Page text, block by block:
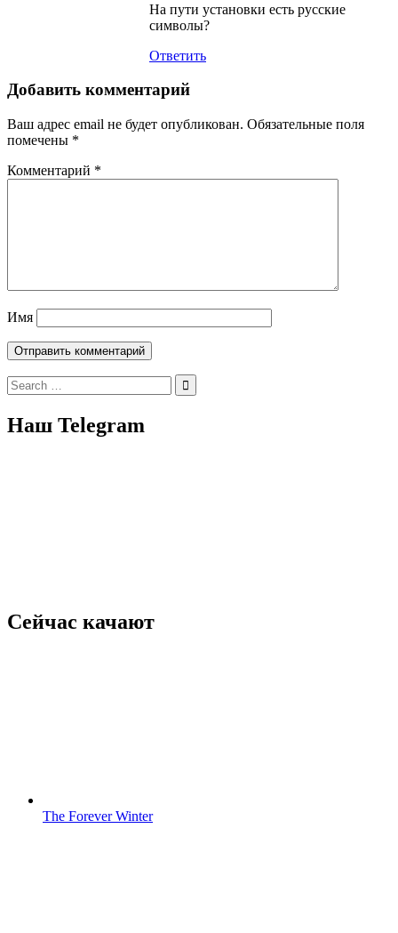
На пути установки есть русские
символы?
Ответить
Добавить комментарий
Ваш адрес email не будет опубликован. Обязательные поля
помечены *
Комментарий *
Имя
Search
for:
Наш Telegram
Сейчас качают
The Forever Winter